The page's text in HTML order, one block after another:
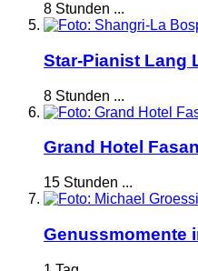
8 Stunden ...
Star-Pianist Lang
8 Stunden ...
Grand Hotel
15 Stunden ...
Genussmomente